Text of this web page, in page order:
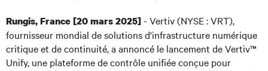
Rungis, France [20 mars 2025]- Vertiv (NYSE : VRT),
fournisseur mondial de solutions d'infrastructure numérique
critique et de continuité, a annoncé le lancement de Vertiv™
Unify, une plateforme de contrôle unifiée conçue pour